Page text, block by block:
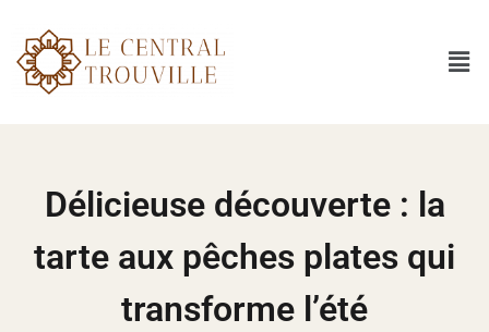
Délicieuse découverte : la
tarte aux pêches plates qui
transforme l’été